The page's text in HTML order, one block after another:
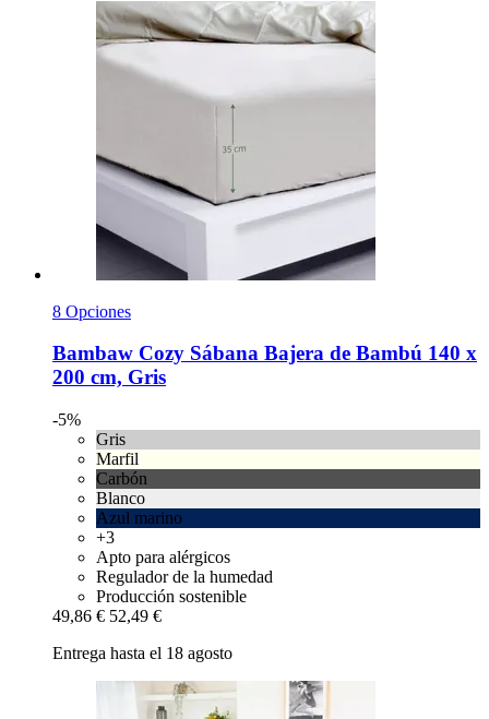
8 Opciones
Bambaw Cozy Sábana Bajera de Bambú 140 x
200 cm, Gris
-5%
Gris
Marfil
Carbón
Blanco
Azul marino
+3
Apto para alérgicos
Regulador de la humedad
Producción sostenible
49,86 € 52,49 €
Entrega hasta el 18 agosto